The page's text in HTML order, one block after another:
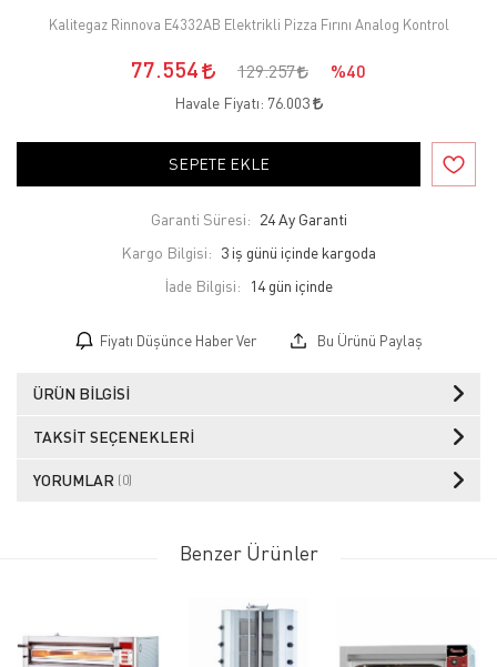
Kalitegaz Rinnova E4332AB Elektrikli Pizza Fırını Analog Kontrol
77.554 129.257 %40
Havale Fiyatı: 76.003
SEPETE EKLE
Garanti Süresi: 24 Ay Garanti
Kargo Bilgisi: 3 iş günü içinde kargoda
İade Bilgisi:
Fiyatı Düşünce Haber Ver Bu Ürünü Paylaş
ÜRÜN BILGISI
TAKSIT SEÇENEKLERI
YORUMLAR (0)
Benzer Ürünler